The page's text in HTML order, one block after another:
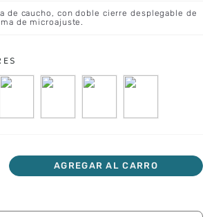
de caucho, con doble cierre desplegable de
de microajuste.
AGREGAR AL CARRO